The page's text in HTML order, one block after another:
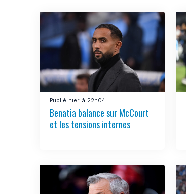
Publié hier à 22h04
Benatia balance sur McCourt
et les tensions internes